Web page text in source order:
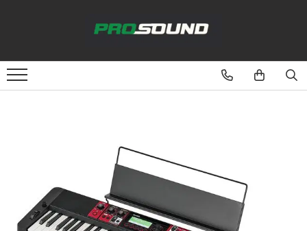
Sonorizare / PA
Ecrane de difuzie
Mixere audio